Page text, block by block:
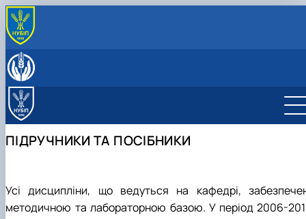
ПРО КАФЕДРУ
Навчальна лабораторія
Науково-дослідні лабораторії
Освітньо-професійна програма
Доктор філософії (PhD)
Освітньо-наукова програма 202 «Захист і
Навчально-методичне забезпечення
Наукові гуртки
Студентський науковий гурток
Студентський науковий гурток «Імунітет
рослин»
МІЖНАРОДНА ДІЯЛЬНІСТЬ
Наукова співпраця
КУЛЬТУРНО-ВИХОВНА РОБОТА
ПІДРУЧНИКИ ТА ПОСІБНИКИ
Усі дисципліни, що ведуться на кафедрі,
методичною та лаборатор­ною базою. У період 2006-